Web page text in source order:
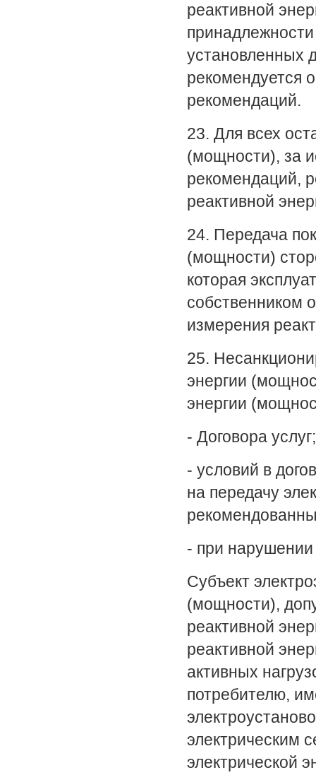
реактивной
установленных
рекомендуется
рекомендаций.
23. Для всех
(мощности), за
рекомендаций,
реактивной
24. Передача
(мощности)
которая
собственником
измерения
25.
энергии
энергии
- Договора услуг;
- условий в
на передачу
- при нарушении
Субъект
(мощности),
реактивной
реактивной
активных
потребителю,
электрическим
электрической